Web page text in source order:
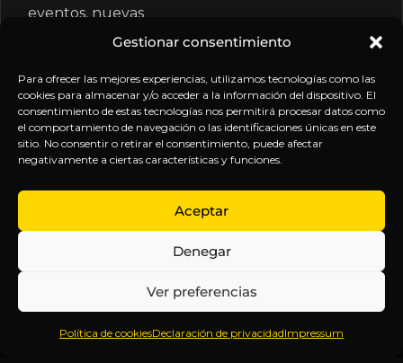
Gestionar consentimiento
Para ofrecer las mejores experiencias, utilizamos tecnologías como las
cookies para almacenar y/o acceder a la información del dispositivo. El
consentimiento de estas tecnologías nos permitirá procesar datos como
el comportamiento de navegación o las identificaciones únicas en este
sitio. No consentir o retirar el consentimiento, puede afectar
negativamente a ciertas características y funciones.
Aceptar
Denegar
Ver preferencias
Política de cookiesDeclaración de privacidadImpressum
eventos, nuevas
publicaciones y
suscripción.
Inteligencia
Anticipándonos
EXPLORA
Inicio
Sobre
Contenido
Webinars
LEGAL
Política
de
Términos y
Aviso
SÍGUENOS